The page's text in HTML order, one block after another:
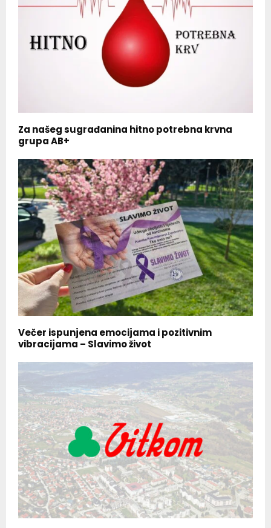
Za našeg sugrađanina hitno potrebna krvna
grupa AB+
Večer ispunjena emocijama i pozitivnim
vibracijama – Slavimo život